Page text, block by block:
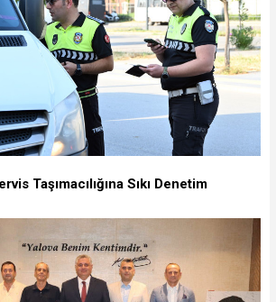
Taşımacılığına Sıkı Denetim